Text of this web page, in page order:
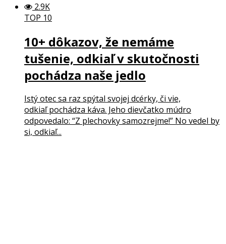
2.9K
TOP 10
10+ dôkazov, že nemáme
tušenie, odkiaľ v skutočnosti
pochádza naše jedlo
Istý otec sa raz spýtal svojej dcérky, či vie,
odkiaľ pochádza káva. Jeho dievčatko múdro
odpovedalo: “Z plechovky samozrejme!” No vedel by
si, odkiaľ...